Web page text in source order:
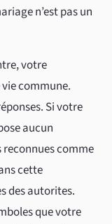
n’est pas un
votre
commune.
Si votre
aucun
comme
cette
des autorites.
que votre